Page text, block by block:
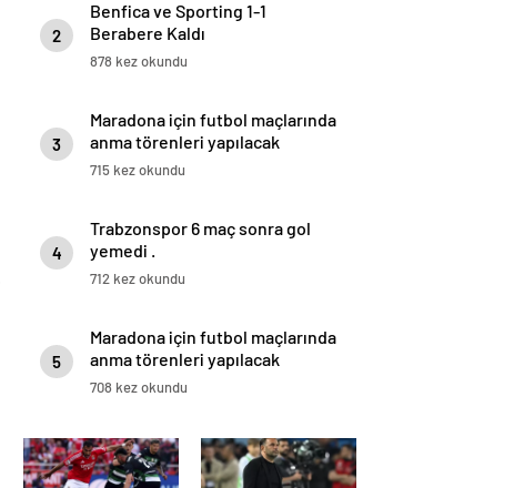
2
Benfica ve Sporting 1-1
Berabere Kaldı
878 kez okundu
3
Maradona için futbol maçlarında
anma törenleri yapılacak
715 kez okundu
4
Trabzonspor 6 maç sonra gol
yemedi .
712 kez okundu
5
Maradona için futbol maçlarında
anma törenleri yapılacak
708 kez okundu